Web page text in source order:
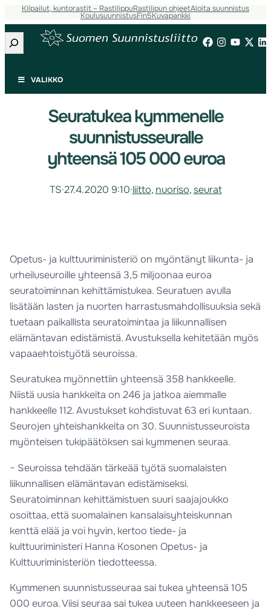
Kilpailut, kuntorastit – RastilippuRastilipun ohjeetAloita suunnistus
KoulusuunnistusFin5Kuvapankki
Etsi
VALIKKO
Seuratukea kymmenelle
suunnistusseuralle
yhteensä 105 000 euroa
TS·27.4.2020 9:10·liitto, nuoriso, seurat
Opetus- ja kulttuuriministeriö on myöntänyt liikunta- ja
urheiluseuroille yhteensä 3,5 miljoonaa euroa
seuratoiminnan kehittämistukea. Seuratuen avulla
lisätään lasten ja nuorten harrastusmahdollisuuksia sekä
tuetaan paikallista seuratoimintaa ja liikunnallisen
elämäntavan edistämistä. Avustuksella kehitetään myös
vapaaehtoistyötä seuroissa.
Seuratukea myönnettiin yhteensä 358 hankkeelle.
Niistä uusia hankkeita on 246 ja jatkoa aiemmalle
hankkeelle 112. Avustukset kohdistuvat 63 eri kuntaan.
Seurojen yhteishankkeita on 30. Suunnistusseuroista
myönteisen tukipäätöksen sai kymmenen seuraa.
− Seuroissa tehdään tärkeää työtä suomalaisten
liikunnallisen elämäntavan edistämiseksi.
Seuratoiminnan kehittämistuen suuri saajajoukko
osoittaa, että suomalainen kansalaisyhteiskunnan
kenttä elää ja voi hyvin, kertoo tiede- ja
kulttuuriministeri Hanna Kosonen Opetus- ja
Kulttuuriministeriön tiedotteessa.
Kymmenen suunnistusseuraa sai tukea yhteensä 105
000 euroa. Viisi seuraa sai tukea uuteen hankkeeseen ja